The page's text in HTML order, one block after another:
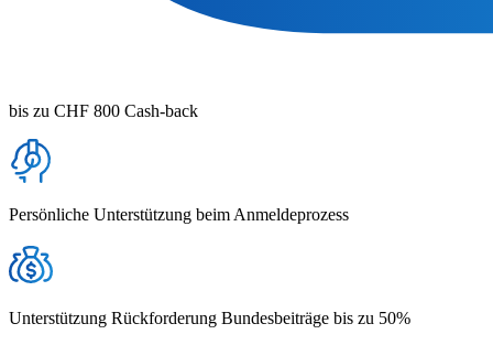
bis zu CHF 800 Cash-back
Persönliche Unterstützung beim Anmeldeprozess
Unterstützung Rückforderung Bundesbeiträge bis zu 50%